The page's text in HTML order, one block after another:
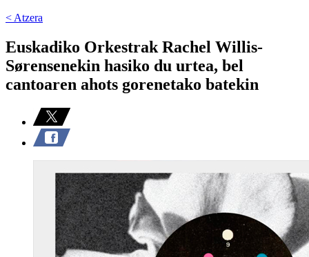
< Atzera
Euskadiko Orkestrak Rachel Willis-
Sørensenekin hasiko du urtea, bel
cantoaren ahots gorenetako batekin